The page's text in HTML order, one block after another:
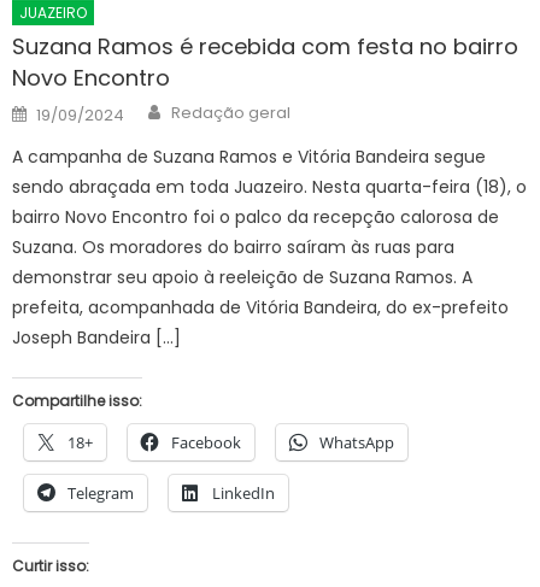
JUAZEIRO
Suzana Ramos é recebida com festa no bairro
Novo Encontro
Posted
on
19/09/2024 Author
Redação geral
A campanha de Suzana Ramos e Vitória Bandeira segue
sendo abraçada em toda Juazeiro. Nesta quarta-feira (18), o
bairro Novo Encontro foi o palco da recepção calorosa de
Suzana. Os moradores do bairro saíram às ruas para
demonstrar seu apoio à reeleição de Suzana Ramos. A
prefeita, acompanhada de Vitória Bandeira, do ex-prefeito
Joseph Bandeira […]
Compartilhe isso:
18+ Facebook WhatsApp
Telegram LinkedIn
Curtir isso: